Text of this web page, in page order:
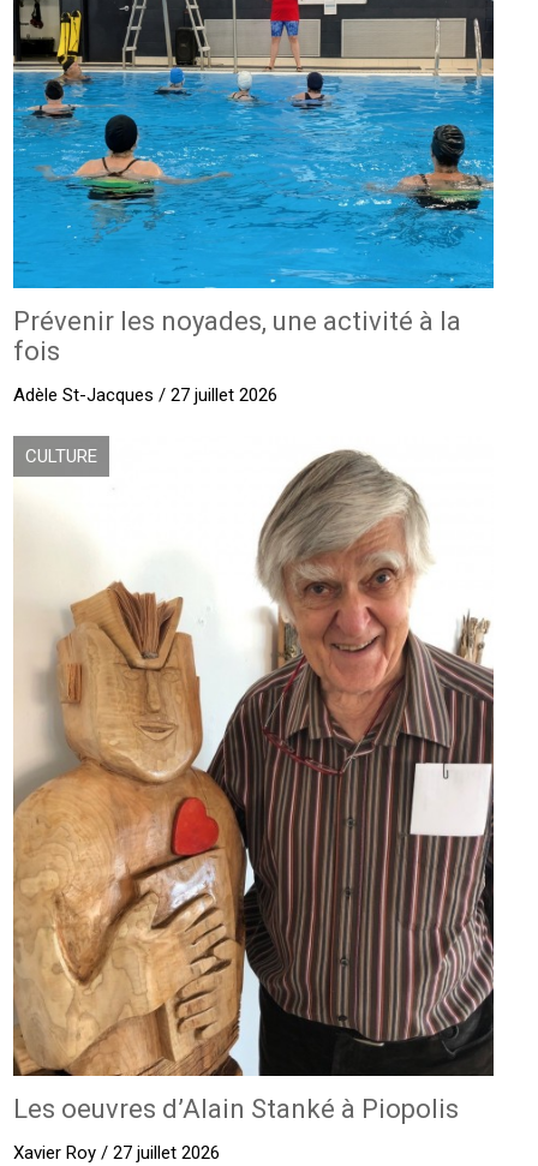
Prévenir les noyades, une activité à la
fois
Adèle St-Jacques / 27 juillet 2026
CULTURE
Les oeuvres d’Alain Stanké à Piopolis
Xavier Roy / 27 juillet 2026